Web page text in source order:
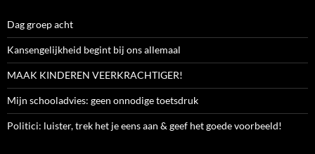
Dag groep acht
Kansengelijkheid begint bij ons allemaal
MAAK KINDEREN VEERKRACHTIGER!
Mijn schooladvies: geen onnodige toetsdruk
Politici: luister, trek het je eens aan & geef het goede voorbeeld!